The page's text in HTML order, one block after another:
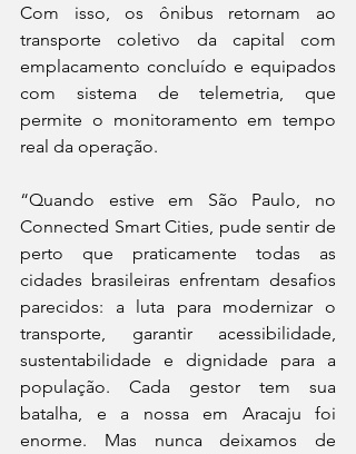
Com isso, os ônibus retornam ao
transporte coletivo da capital com
emplacamento concluído e equipados
com sistema de telemetria, que
permite o monitoramento em tempo
real da operação.
“Quando estive em São Paulo, no
Connected Smart Cities, pude sentir de
perto que praticamente todas as
cidades brasileiras enfrentam desafios
parecidos: a luta para modernizar o
transporte, garantir acessibilidade,
sustentabilidade e dignidade para a
população. Cada gestor tem sua
batalha, e a nossa em Aracaju foi
enorme. Mas nunca deixamos de